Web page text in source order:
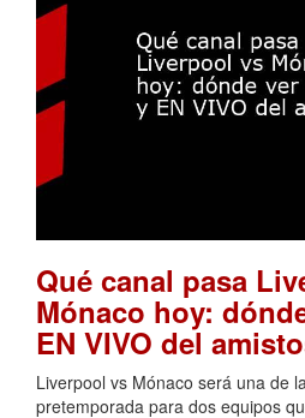
Qué canal pasa
Mónaco hoy:
EN VIVO del
Liverpool vs Mónaco será una de
pretemporada para dos equipos